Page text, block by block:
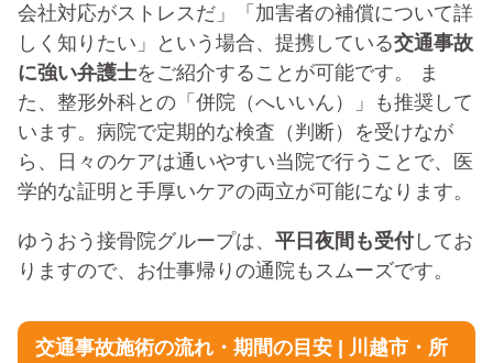
会社対応がストレスだ」「加害者の補償について詳
しく知りたい」という場合、提携している交通事故
に強い弁護士をご紹介することが可能です。 ま
た、整形外科との「併院（へいいん）」も推奨して
います。病院で定期的な検査（判断）を受けなが
ら、日々のケアは通いやすい当院で行うことで、医
学的な証明と手厚いケアの両立が可能になります。
ゆうおう接骨院グループは、 平日夜間も受付してお
りますので、お仕事帰りの通院もスムーズです。
交通事故施術の流れ・期間の目安 | 川越市・所